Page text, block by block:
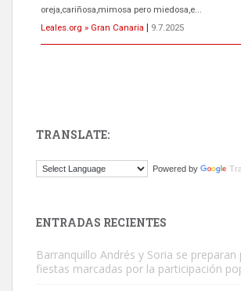
oreja,cariñosa,mimosa pero miedosa,e...
Leales.org » Gran Canaria
9.7.2025
El ayuntamiento se va a llevar a Los Gatos
TRANSLATE:
Powered by
ENTRADAS RECIENTES
Barranquillo Andrés y Soria se preparan
fiestas marcadas por la participación